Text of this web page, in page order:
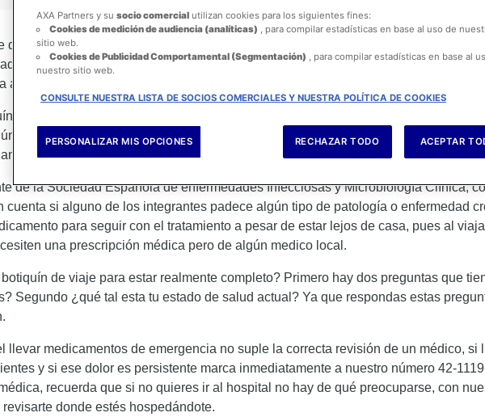
de un equipaje bien pensado y organizado, ya que debemos hacerlo pensando
que vamos a realizar. Por ejemplo, si sabes que iras a la playa entonces no
algún tipo de golpe como árnica.
gigantesco, pero eso sí, tienes que llevarlo en un maletín especial o un tipo de
tipo de escurrimiento. Considera que las medicinas tienen que estar en un lugar
alcanzarlo.
de la Sociedad Española de enfermedades Infecciosas y Microbiología Clínica,
cuenta si alguno de los integrantes padece algún tipo de patología o enfermedad
para seguir con el tratamiento a pesar de estar lejos de casa, pues al
una prescripción médica pero de algún medico local.
de viaje para estar realmente completo? Primero hay dos preguntas que
Segundo ¿qué tal esta tu estado de salud actual? Ya que respondas estas
llevar medicamentos de emergencia no suple la correcta revisión de un médico,
y si ese dolor es persistente marca inmediatamente a nuestro número 42-
recuerda que si no quieres ir al hospital no hay de qué preocuparse, con
donde estés hospedándote.
AXA Partners y su socio comercial utilizan cookies para los siguientes fines:
Cookies de medición de audiencia (analíticas) , para compilar estadísticas en base al uso de
sitio web.
Cookies de Publicidad Comportamental (Segmentación) , para compilar estadísticas en base al
nuestro sitio web.
CONSULTE NUESTRA LISTA DE SOCIOS COMERCIALES Y NUESTRA POLÍTICA DE COOKIES
PERSONALIZAR MIS OPCIONES RECHAZAR TODO ACEPTAR